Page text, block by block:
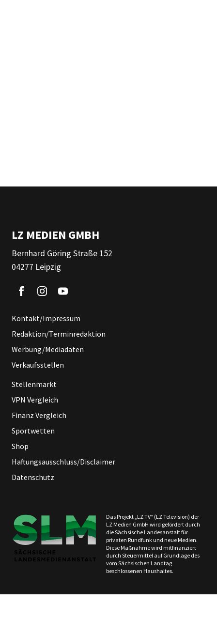
LZ MEDIEN GMBH
Bernhard Göring Straße 152
04277 Leipzig
Kontakt/Impressum
Redaktion/Terminredaktion
Werbung/Mediadaten
Verkaufsstellen
Stellenmarkt
VPN Vergleich
Finanz Vergleich
Sportwetten
Shop
Haftungsausschluss/Disclaimer
Datenschutz
Das Projekt „LZ TV“ (LZ Television) der
LZ Medien GmbH wird gefördert durch
die Sächsische Landesanstalt für
privaten Rundfunk und neue Medien.
Diese Maßnahme wird mitfinanziert
durch Steuermittel auf Grundlage des
vom Sächsischen Landtag
beschlossenen Haushaltes.